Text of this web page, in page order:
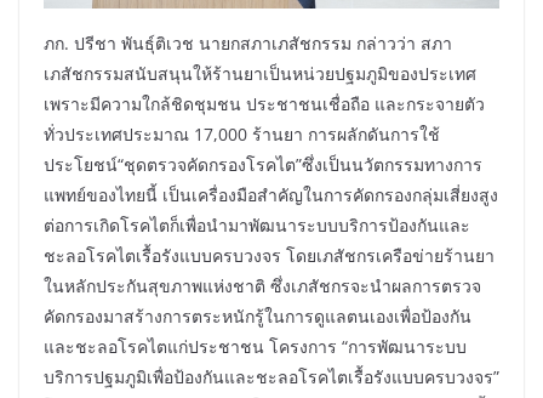
ภก. ปรีชา พันธุ์ติเวช นายกสภาเภสัชกรรม กล่าวว่า สภา
เภสัชกรรมสนับสนุนให้ร้านยาเป็นหน่วยปฐมภูมิของประเทศ
เพราะมีความใกล้ชิดชุมชน ประชาชนเชื่อถือ และกระจายตัว
ทั่วประเทศประมาณ 17,000 ร้านยา การผลักดันการใช้
ประโยชน์“ชุดตรวจคัดกรองโรคไต”ซึ่งเป็นนวัตกรรมทางการ
แพทย์ของไทยนี้ เป็นเครื่องมือสำคัญในการคัดกรองกลุ่มเสี่ยงสูง
ต่อการเกิดโรคไตก็เพื่อนำมาพัฒนาระบบบริการป้องกันและ
ชะลอโรคไตเรื้อรังแบบครบวงจร โดยเภสัชกรเครือข่ายร้านยา
ในหลักประกันสุขภาพแห่งชาติ ซึ่งเภสัชกรจะนำผลการตรวจ
คัดกรองมาสร้างการตระหนักรู้ในการดูแลตนเองเพื่อป้องกัน
และชะลอโรคไตแก่ประชาชน โครงการ “การพัฒนาระบบ
บริการปฐมภูมิเพื่อป้องกันและชะลอโรคไตเรื้อรังแบบครบวงจร”